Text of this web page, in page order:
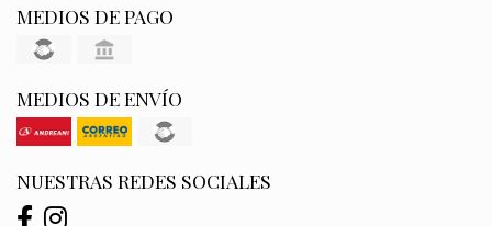
MEDIOS DE PAGO
MEDIOS DE ENVÍO
NUESTRAS REDES SOCIALES